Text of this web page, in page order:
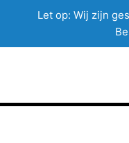
Let op: Wij zijn